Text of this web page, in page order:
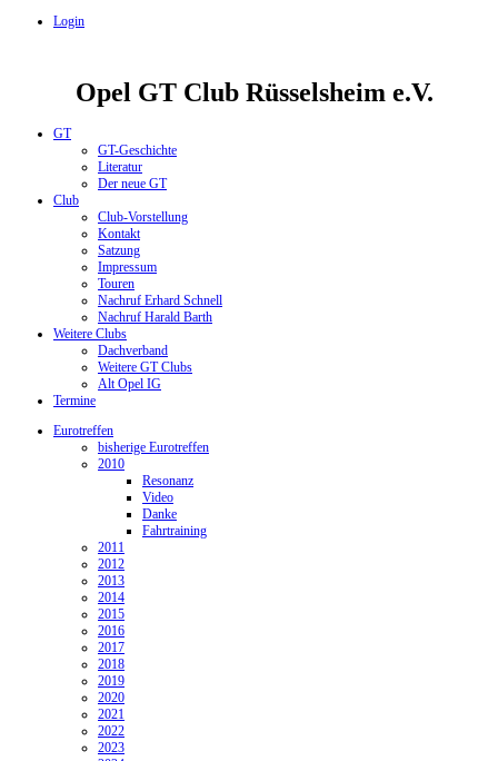
Login
Opel GT Club Rüsselsheim e.V.
GT
GT-Geschichte
Literatur
Der neue GT
Club
Club-Vorstellung
Kontakt
Satzung
Impressum
Touren
Nachruf Erhard Schnell
Nachruf Harald Barth
Weitere Clubs
Dachverband
Weitere GT Clubs
Alt Opel IG
Termine
Eurotreffen
bisherige Eurotreffen
2010
Resonanz
Video
Danke
Fahrtraining
2011
2012
2013
2014
2015
2016
2017
2018
2019
2020
2021
2022
2023